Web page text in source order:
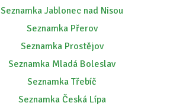
Seznamka Jablonec nad Nisou
Seznamka Přerov
Seznamka Prostějov
Seznamka Mladá Boleslav
Seznamka Třebíč
Seznamka Česká Lípa